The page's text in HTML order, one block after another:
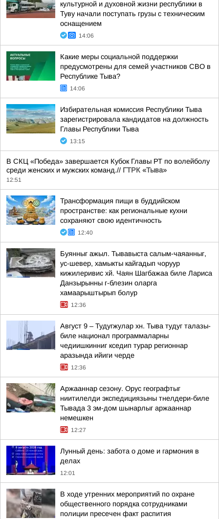
культурной и духовной жизни республики в
Туву начали поступать грузы с техническим
оснащением
14:06
Какие меры социальной поддержки
предусмотрены для семей участников СВО в
Республике Тыва?
14:06
Избирательная комиссия Республики Тыва
зарегистрировала кандидатов на должность
Главы Республики Тыва
13:15
В СКЦ «Победа» завершается Кубок Главы РТ по волейболу
среди женских и мужских команд.// ГТРК «Тыва»
12:51
Трансформация пищи в буддийском
пространстве: как региональные кухни
сохраняют свою идентичность
12:40
Буянныг ажыл. Тывавыста салым-чаяанныг,
ус-шевер, хамыкты кайгадып чоруур
кижилеривис хй. Чаян Шагбажаа биле Лариса
Данзырынны г-блезин оларга
хамаарыштырып болур
12:36
Август 9 – Тудугжулар хн. Тыва тудуг талазы-
биле национал программаларны
чедиишкинниг кседип турар регионнар
аразында ийиги черде
12:36
Аржааннар сезону. Орус географтыг
ниитилелди экспедициязыны тнелдери-биле
Тывада 3 эм-дом шынарлыг аржааннар
немешкен
12:27
Лунный день: забота о доме и гармония в
делах
12:01
В ходе утренних мероприятий по охране
общественного порядка сотрудниками
полиции пресечен факт распития